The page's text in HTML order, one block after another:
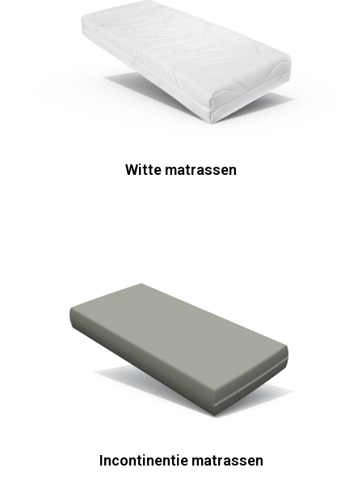
Witte matrassen
Incontinentie matrassen